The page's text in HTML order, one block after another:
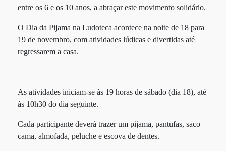
entre os 6 e os 10 anos, a abraçar este movimento solidário.
O Dia da Pijama na Ludoteca acontece na noite de 18 para
19 de novembro, com atividades lúdicas e divertidas até
regressarem a casa.
As atividades iniciam-se às 19 horas de sábado (dia 18), até
às 10h30 do dia seguinte.
Cada participante deverá trazer um pijama, pantufas, saco
cama, almofada, peluche e escova de dentes.